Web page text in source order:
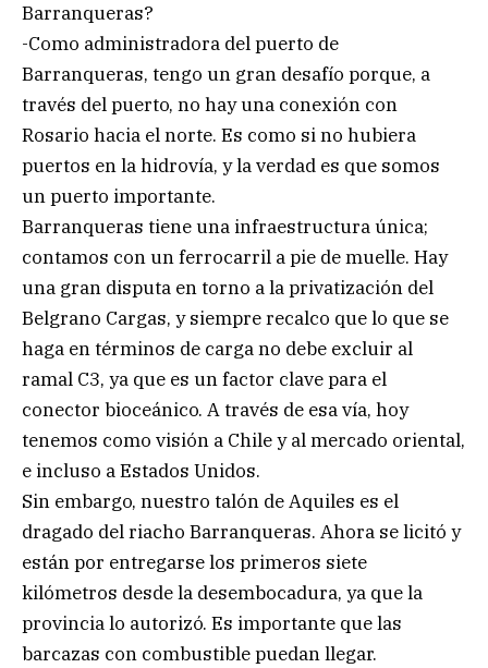
Barranqueras?
-Como administradora del puerto de
Barranqueras, tengo un gran desafío porque, a
través del puerto, no hay una conexión con
Rosario hacia el norte. Es como si no hubiera
puertos en la hidrovía, y la verdad es que somos
un puerto importante.
Barranqueras tiene una infraestructura única;
contamos con un ferrocarril a pie de muelle. Hay
una gran disputa en torno a la privatización del
Belgrano Cargas, y siempre recalco que lo que se
haga en términos de carga no debe excluir al
ramal C3, ya que es un factor clave para el
conector bioceánico. A través de esa vía, hoy
tenemos como visión a Chile y al mercado oriental,
e incluso a Estados Unidos.
Sin embargo, nuestro talón de Aquiles es el
dragado del riacho Barranqueras. Ahora se licitó y
están por entregarse los primeros siete
kilómetros desde la desembocadura, ya que la
provincia lo autorizó. Es importante que las
barcazas con combustible puedan llegar.